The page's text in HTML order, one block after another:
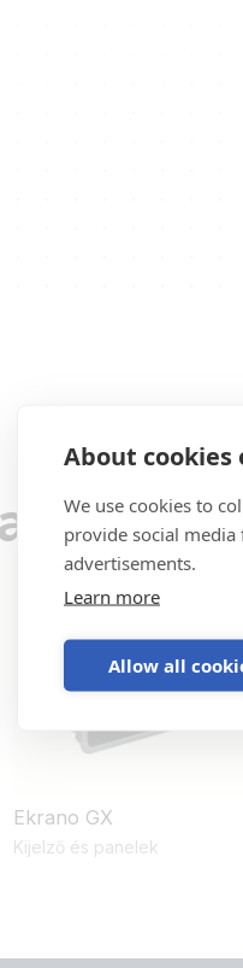
About cookies
We use cookies to
provide social media
advertisements.
Learn more
Allow all
Ekrano GX
Kijelző és panelek